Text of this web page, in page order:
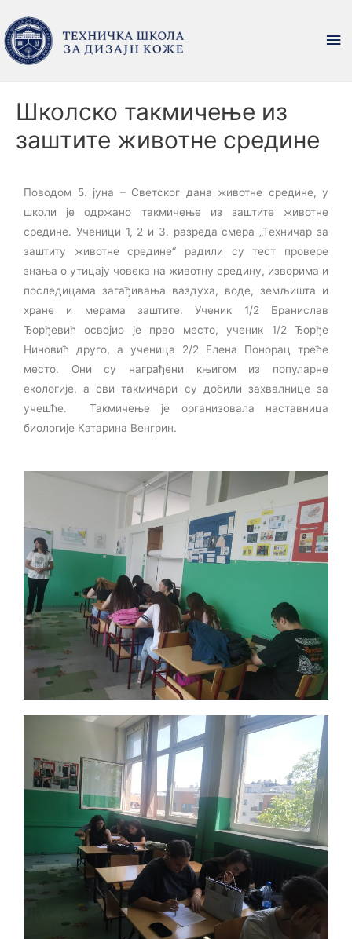
Школско такмичење из
заштите животне средине
Поводом 5. јуна – Светског дана животне средине, у
школи је одржано такмичење из заштите животне
средине. Ученици 1, 2 и 3. разреда смера „Техничар за
заштиту животне средине“ радили су тест провере
знања о утицају човека на животну средину, изворима и
последицама загађивања ваздуха, воде, земљишта и
хране и мерама заштите. Ученик 1/2 Бранислав
Ђорђевић освојио је прво место, ученик 1/2 Ђорђе
Ниновић друго, а ученица 2/2 Елена Понорац треће
место. Они су награђени књигом из популарне
екологије, а сви такмичари су добили захвалнице за
учешће. Такмичење је организовала наставница
биологије Катарина Венгрин.